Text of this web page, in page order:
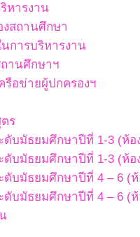
หารงาน
สถานศึกษา
การบริหารงาน
านศึกษาฯ
รือข่ายผู้ปกครองฯ
ร
ดับมัธยมศึกษาปีที่ 1-3 (ห้อ
ดับมัธยมศึกษาปีที่ 1-3 (ห้อ
ดับมัธยมศึกษาปีที่ 4 – 6 (ห้
ดับมัธยมศึกษาปีที่ 4 – 6 (ห้